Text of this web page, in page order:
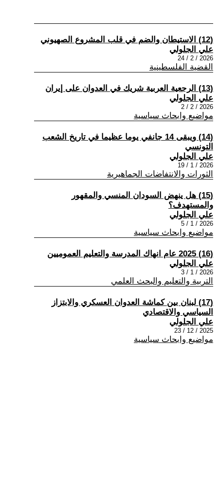
(12) الاستيطان والضم في قلب المشروع الصهيوني
علي الجلولي
2026 / 2 / 24
القضية الفلسطينية
(13) الرجعية العربية شريك في العدوان على إيران
علي الجلولي
2026 / 2 / 2
مواضيع وابحاث سياسية
(14) ويبقى 14 جانفي يوما عظيما في تاريخ الشعب
التونسي
علي الجلولي
2026 / 1 / 19
الثورات والانتفاضات الجماهيرية
(15) هل ينهض السودان المنسي والمقهور
والمستهدف؟
علي الجلولي
2026 / 1 / 5
مواضيع وابحاث سياسية
(16) 2025 عام انهاك المدرسة والتعليم العموميين
علي الجلولي
2026 / 1 / 3
التربية والتعليم والبحث العلمي
(17) لبنان بين كماشة العدوان العسكري والابتزاز
السياسي والاقتصادي
علي الجلولي
2025 / 12 / 23
مواضيع وابحاث سياسية